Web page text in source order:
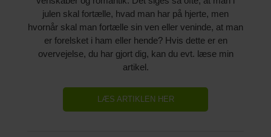
julen skal fortælle, hvad man har på hjerte, men
hvornår skal man fortælle sin ven eller veninde, at man
er forelsket i ham eller hende? Hvis dette er en
overvejelse, du har gjort dig, kan du evt. læse min
artikel.
LÆS ARTIKLEN HER